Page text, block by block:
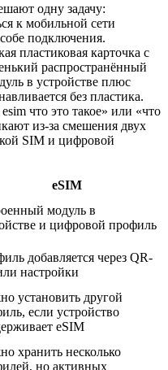
одну задачу:
к мобильной сети
подключения.
пластиковая карточка с
распространённый
в устройстве плюс
без пластика.
что это такое» или «что
из-за смешения двух
SIM и цифровой
eSIM
модуль в
и цифровой профиль
добавляется через QR-
настройки
установить другой
если устройство
eSIM
хранить несколько
но активных